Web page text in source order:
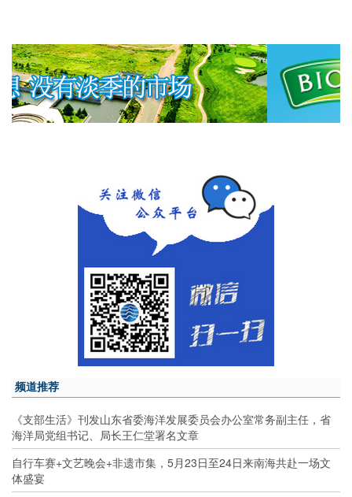
频道推荐
《支部生活》刊发山东省委海洋发展委员会办公室常务副主任，省
海洋局党组书记、局长王仁堂署名文章
自行车赛+文艺晚会+非遗市集，5月23日至24日来南海共赴一场文
体盛宴